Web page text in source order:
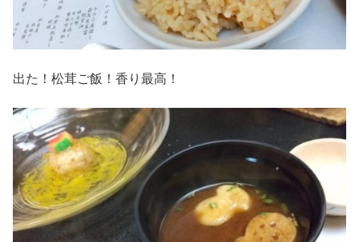
出た！松茸ご飯！香り最高！